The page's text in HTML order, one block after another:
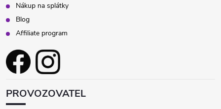
Nákup na splátky
Blog
Affiliate program
PROVOZOVATEL